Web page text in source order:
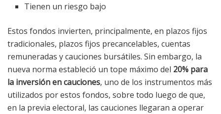
Tienen un riesgo bajo
Estos fondos invierten, principalmente, en plazos fijos
tradicionales, plazos fijos precancelables, cuentas
remuneradas y cauciones bursátiles. Sin embargo, la
nueva norma estableció un tope máximo del 20% para
la inversión en cauciones, uno de los instrumentos más
utilizados por estos fondos, sobre todo luego de que,
en la previa electoral, las cauciones llegaran a operar